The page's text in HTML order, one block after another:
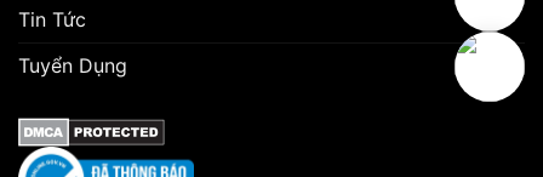
Tin Tức
Tuyển Dụng